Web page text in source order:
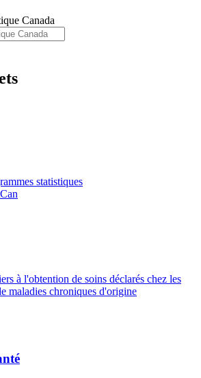
Canada
statistiques
à l'obtention de soins déclarés chez les
maladies chroniques d'origine